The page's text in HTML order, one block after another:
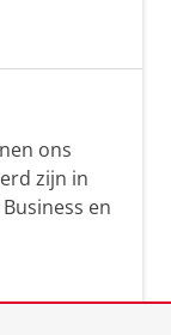
ons
zijn in
en